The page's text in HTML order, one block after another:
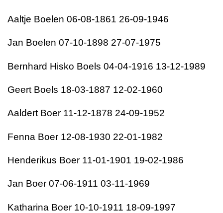
Aaltje Boelen 06-08-1861 26-09-1946
Jan Boelen 07-10-1898 27-07-1975
Bernhard Hisko Boels 04-04-1916 13-12-1989
Geert Boels 18-03-1887 12-02-1960
Aaldert Boer 11-12-1878 24-09-1952
Fenna Boer 12-08-1930 22-01-1982
Henderikus Boer 11-01-1901 19-02-1986
Jan Boer 07-06-1911 03-11-1969
Katharina Boer 10-10-1911 18-09-1997